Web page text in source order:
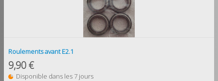
Roulements avant E2.1
9,90 €
Disponible dans les 7 jours